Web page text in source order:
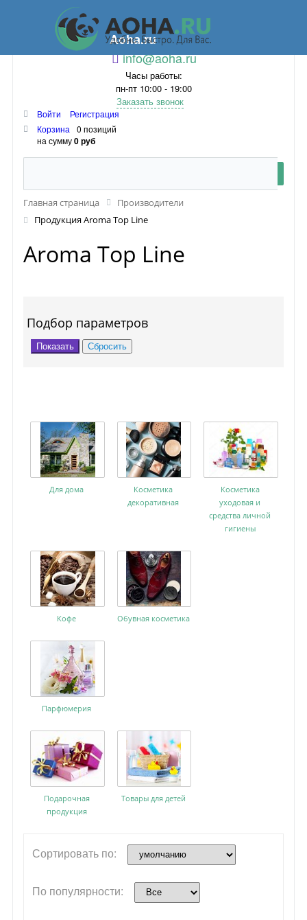
Aoha.ru
info@aoha.ru
Часы работы:
пн-пт 10:00 - 19:00
Заказать звонок
Войти
Регистрация
Корзина
0 позиций
на сумму0 руб
Главная страница
Производители
Продукция Aroma Top Line
Aroma Top Line
Подбор параметров
Для дома
Косметика
декоративная
Косметика
уходовая и
средства личной
гигиены
Кофе Обувная косметика
Парфюмерия
Подарочная
продукция
Товары для детей
Сортировать по:
По популярности: